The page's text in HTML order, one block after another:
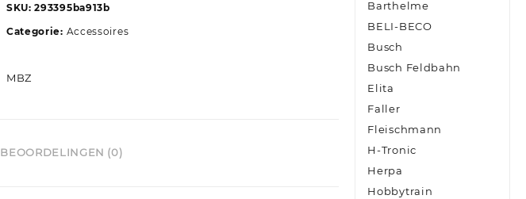
SKU:293395ba913b
Categorie: Accessoires
MBZ
BEOORDELINGEN (0)
Barthelme
BELI-BECO
Busch
Busch Feldbahn
Elita
Faller
Fleischmann
H-Tronic
Herpa
Hobbytrain